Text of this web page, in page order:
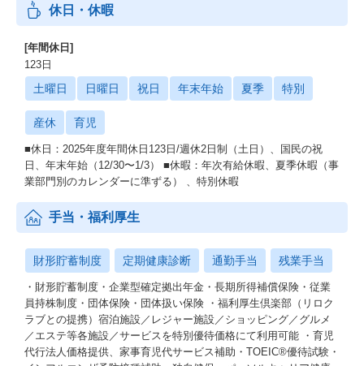
休日・休暇
[年間休日]
123日
土曜日 日曜日 祝日 年末年始 夏季 特別
産休 育児
■休日：2025年度年間休日123日/週休2⽇制（土日）、国⺠の祝
⽇、年末年始（12/30〜1/3） ■休暇：年次有給休暇、夏季休暇（事
業部⾨別のカレンダーに準ずる） 、特別休暇
手当・福利厚生
財形貯蓄制度 定期健康診断 通勤手当 残業手当
・財形貯蓄制度・企業型確定拠出年金・長期所得補償保険・従業
員持株制度・団体保険・団体扱い保険 ・福利厚生倶楽部（リロク
ラブとの提携）宿泊施設／レジャー施設／ショッピング／グルメ
／エステ等各施設／サービスを特別優待価格にて利用可能 ・育児
代行法人価格提供、家事育児代サービス補助・TOEIC®優待試験・